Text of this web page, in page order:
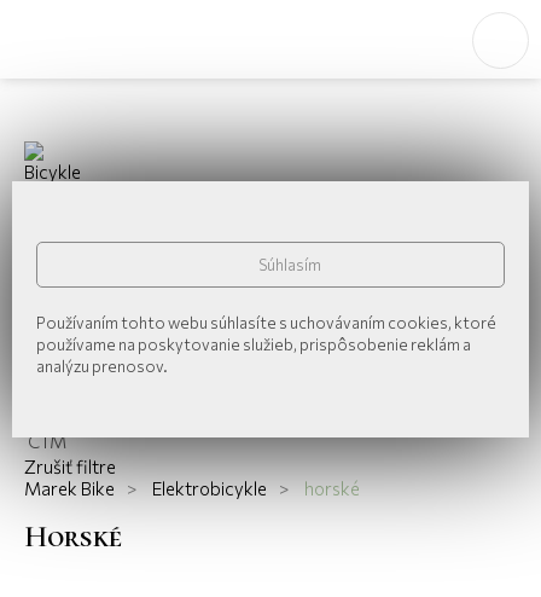
Súhlasím
Používaním tohto webu súhlasíte s uchovávaním cookies, ktoré
používame na poskytovanie služieb, prispôsobenie reklám a
analýzu prenosov.
Bicykle
celoodpružené
krosové trekové mestské
Na sklade u dodávateľa
CTM
Zrušiť filtre
Marek Bike
> Elektrobicykle > horské
horské